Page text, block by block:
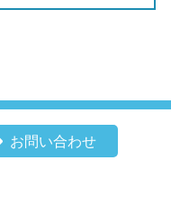
お問い合わせ